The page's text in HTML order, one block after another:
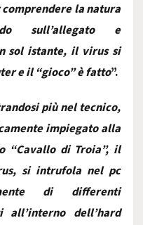
la natura
sull’allegato e
sol istante, il virus si
e il “gioco” è fatto”.
più nel tecnico,
impiegato alla
“Cavallo di Troia”, il
si intrufola nel pc
di differenti
dell’hard